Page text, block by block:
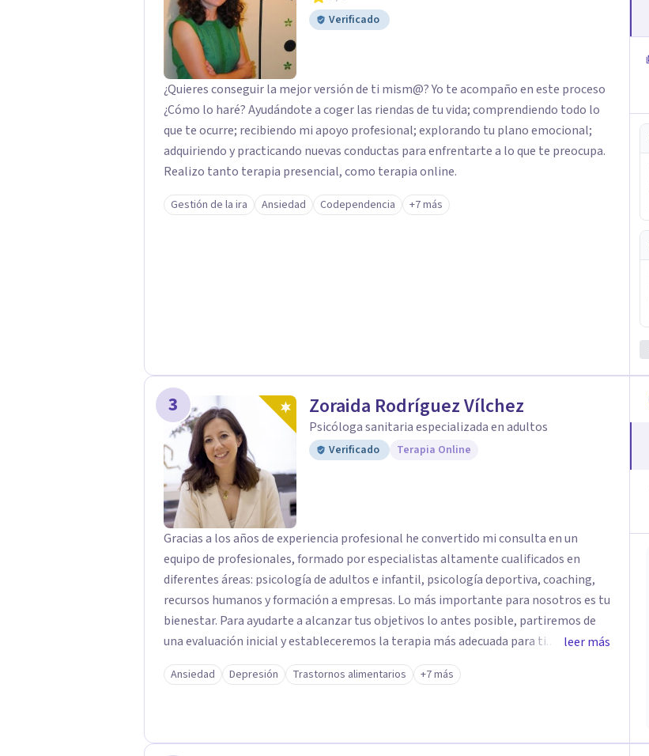
Verificado
¿Quieres conseguir la mejor versión de ti mism@? Yo te acompaño en este proceso
¿Cómo lo haré? Ayudándote a coger las riendas de tu vida; comprendiendo todo lo
que te ocurre; recibiendo mi apoyo profesional; explorando tu plano emocional;
adquiriendo y practicando nuevas conductas para enfrentarte a lo que te preocupa.
Realizo tanto terapia presencial, como terapia online.
Gestión de la ira Ansiedad Codependencia +7 más
3 Zoraida Rodríguez Vílchez
Psicóloga sanitaria especializada en adultos
Verificado Terapia Online
Gracias a los años de experiencia profesional he convertido mi consulta en un
equipo de profesionales, formado por especialistas altamente cualificados en
diferentes áreas: psicología de adultos e infantil, psicología deportiva, coaching,
recursos humanos y formación a empresas. Lo más importante para nosotros es tu
bienestar. Para ayudarte a alcanzar tus objetivos lo antes posible, partiremos de
una evaluación inicial y estableceremos la terapia más adecuada para ti.
Trabajaremos desde la psicología cognitiva conductual, la terapia de aceptación y
compromiso, o incluiremos herramientas de coaching, para trabajar la situación y
leer más
Ansiedad Depresión Trastornos alimentarios +7 más